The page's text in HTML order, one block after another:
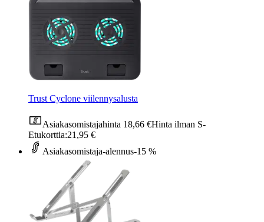
Trust Cyclone viilennysalusta
Asiakasomistajahinta 18,66 €Hinta ilman S-
Etukorttia:21,95 €
Asiakasomistaja-alennus-15 %